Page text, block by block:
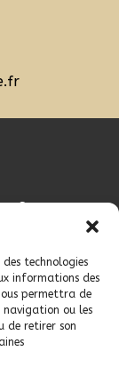
technologies
informations des
permettra de
navigation ou les
de retirer son
Secteurs